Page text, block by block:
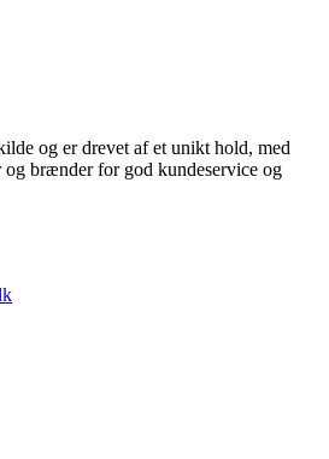
og er drevet af et unikt hold, med
og brænder for god kundeservice og